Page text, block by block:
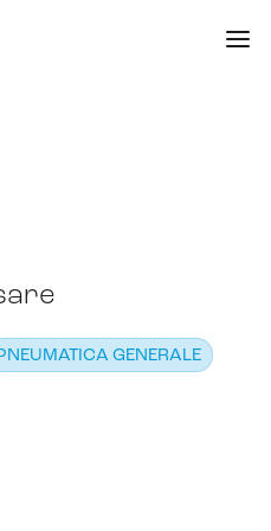
farmaceutico
GENERALE